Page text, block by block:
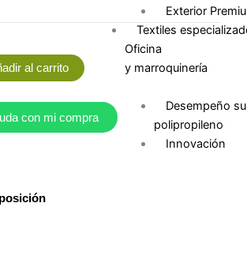
Exterior
Textiles
Oficina
y marroquinería
Desempeño
polipropileno
Innovación
al carrito
con mi compra